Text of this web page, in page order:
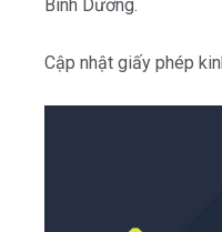
Bình Dương.
Cập nhật giấy phép